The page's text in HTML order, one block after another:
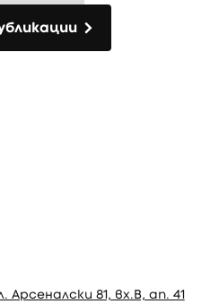
Арсеналски 81, вх.В, ап. 41